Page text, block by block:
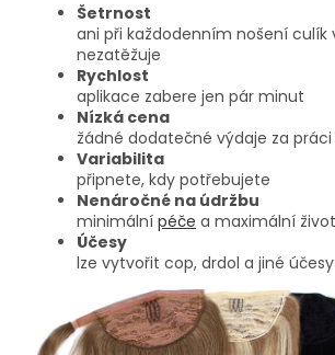
Šetrnost
ani při každodenním nošení culík
nezatěžuje
Rychlost
aplikace zabere jen pár minut
Nízká cena
žádné dodatečné výdaje za
Variabilita
připnete, kdy potřebujete
Nenáročné na údržbu
minimální péče a maximální
Účesy
lze vytvořit cop, drdol a jiné účesy